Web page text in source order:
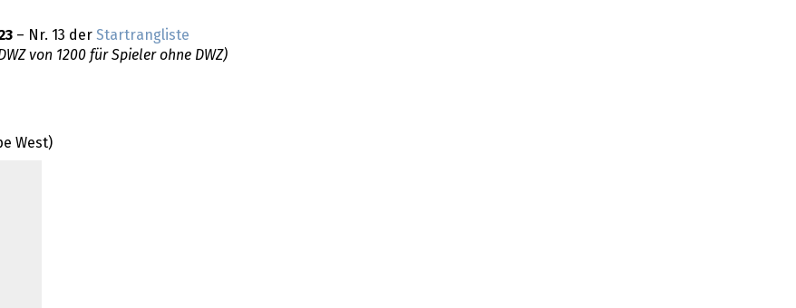
– Nr. 13 der Startrangliste
von 1200 für Spieler ohne DWZ)
West)